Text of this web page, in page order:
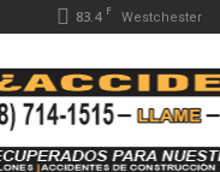
83.4 F Westchester